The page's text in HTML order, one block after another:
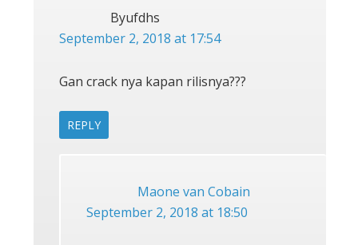
Byufdhs
September 2, 2018 at 17:54
Gan crack nya kapan rilisnya???
REPLY
Maone van Cobain
September 2, 2018 at 18:50